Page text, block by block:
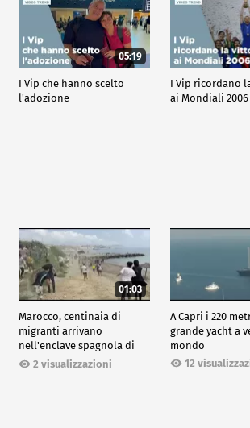
05:19
I Vip che hanno scelto
l'adozione
I Vip ricordano
ai Mondiali 2006
01:03
Marocco, centinaia di
migranti arrivano
nell'enclave spagnola di
Ceuta2 visualizzazioni
A Capri i 220
grande yacht a
mondo
12